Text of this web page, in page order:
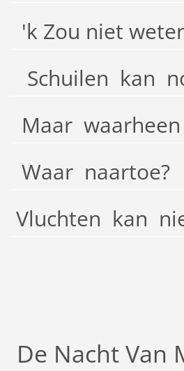
'k Zou niet
Schuilen kan
Maar waarheen
Waar naartoe?
Vluchten kan
De Nacht Van